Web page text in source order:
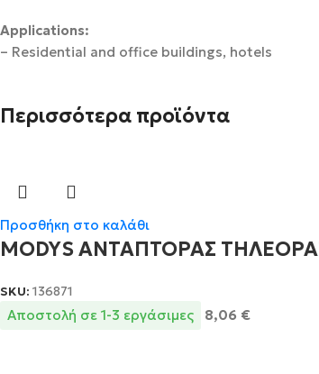
Applications:
– Residential and office buildings, hotels
Περισσότερα προϊόντα
Προσθήκη στο καλάθι
MODYS ΑΝΤΑΠΤΟΡΑΣ
SKU: 136871
Αποστολή σε 1-3 εργάσιμες 8,06 €